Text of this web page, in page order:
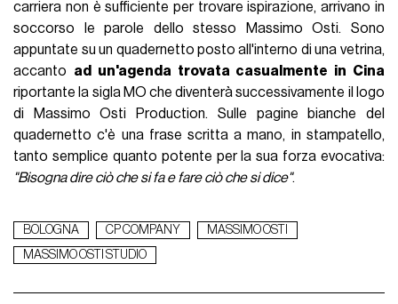
carriera non è sufficiente per trovare ispirazione, arrivano in
soccorso le parole dello stesso Massimo Osti. Sono
appuntate su un quadernetto posto all'interno di una vetrina,
accanto ad un'agenda trovata casualmente in Cina
riportante la sigla MO che diventerà successivamente il logo
di Massimo Osti Production. Sulle pagine bianche del
quadernetto c'è una frase scritta a mano, in stampatello,
tanto semplice quanto potente per la sua forza evocativa:
"Bisogna dire ciò che si fa e fare ciò che si dice".
BOLOGNA CP COMPANY
MASSIMO OSTI
MASSIMO OSTI STUDIO